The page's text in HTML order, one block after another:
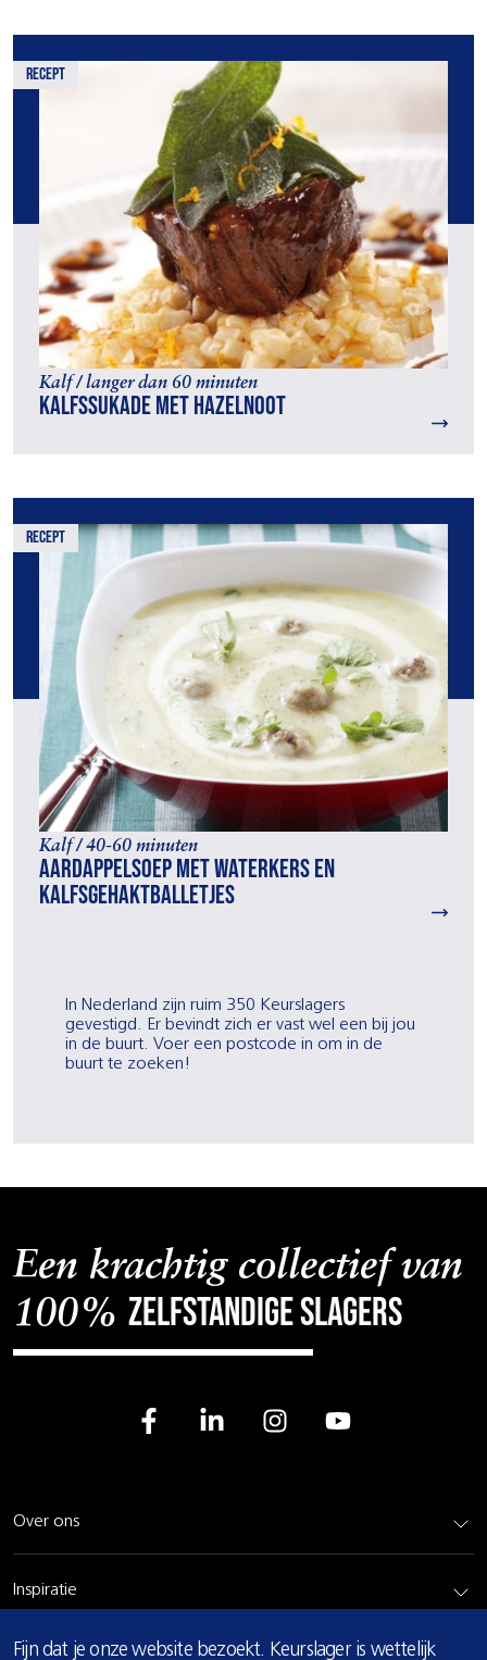
COOKIE
Fijn dat je onze website bezoekt. Keurslager is wettelijk
recept
Kalf / langer dan 60 minuten
Kalfssukade met hazelnoot
recept
Kalf / 40-60 minuten
Aardappelsoep met waterkers en
kalfsgehaktballetjes
In Nederland zijn ruim 350 Keurslagers
gevestigd. Er bevindt zich er vast wel een bij jou
in de buurt. Voer een postcode in om in de
buurt te zoeken!
Een krachtig collectief van
100% zelfstandige slagers
Over ons
Inspiratie